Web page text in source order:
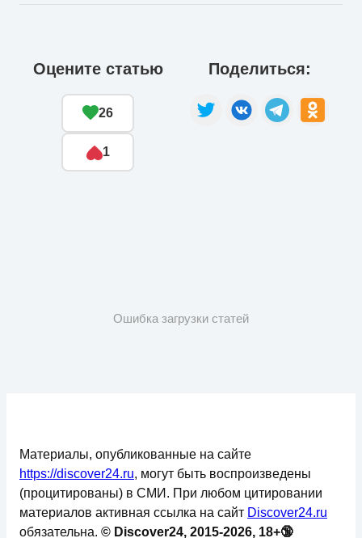
Оцените статью
26
1
Поделиться:
Ошибка загрузки статей
Материалы, опубликованные на сайте
https://discover24.ru, могут быть воспроизведены
(процитированы) в СМИ. При любом цитировании
материалов активная ссылка на сайт Discover24.ru
обязательна. © Discover24, 2015-2026, 18+🔞